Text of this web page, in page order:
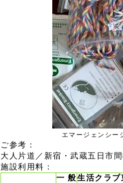
エマージェンシー
ご参考：
大人片道／新宿・武蔵五日市
施設利用料：
一 般生活クラブ